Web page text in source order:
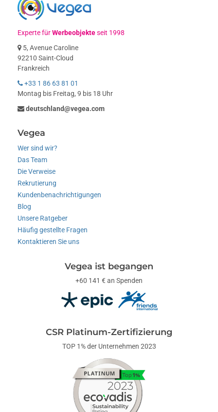
Experte fürWerbeobjekteseit 1998
5, Avenue Caroline
92210 Saint-Cloud
Frankreich
+33 1 86 63 81 01
Montag bis Freitag, 9 bis 18 Uhr
deutschland@vegea.com
Vegea
Wer sind wir?
Das Team
Die Verweise
Rekrutierung
Kundenbenachrichtigungen
Blog
Unsere Ratgeber
Häufig gestellte Fragen
Kontaktieren Sie uns
Vegea ist begangen
+60 141 € an Spenden
CSR Platinum-Zertifizierung
TOP 1% der Unternehmen 2023